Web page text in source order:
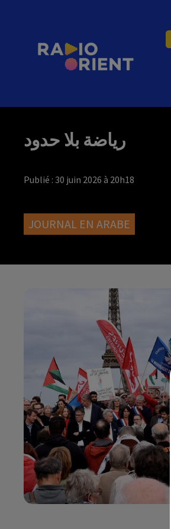
رياضة بلا حدود
Publié : 30 juin 2026 à 20h18
JOURNAL EN ARABE